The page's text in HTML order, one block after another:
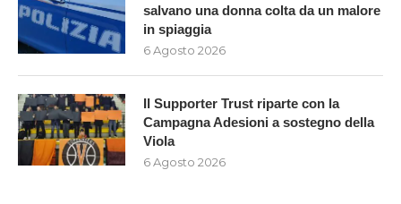
salvano una donna colta da un malore
in spiaggia
6 Agosto 2026
Il Supporter Trust riparte con la
Campagna Adesioni a sostegno della
Viola
6 Agosto 2026